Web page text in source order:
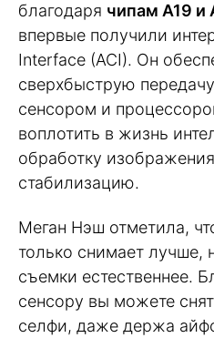
благодаря чипам A19 и
впервые получили
Interface (ACI). Он
сверхбыструю
сенсором и
воплотить в жизнь
обработку
стабилизацию.
Меган Нэш отметила,
только снимает лучше,
съемки естественнее.
сенсору вы можете
селфи, даже держа